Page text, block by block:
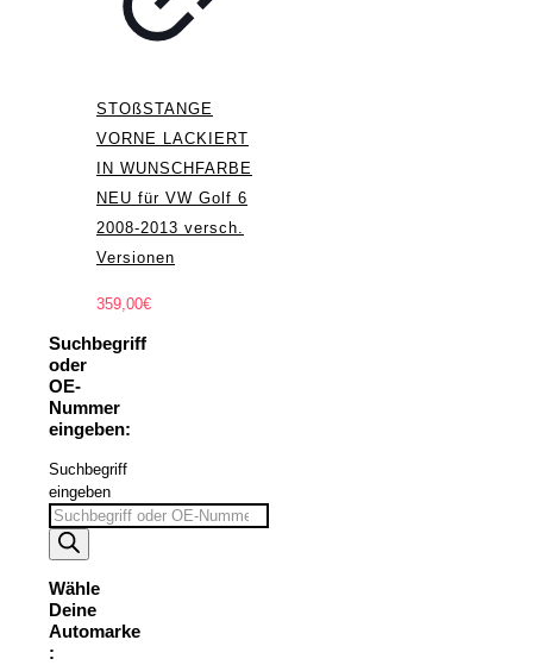
STOßSTANGE
VORNE LACKIERT
IN WUNSCHFARBE
NEU für VW Golf 6
2008-2013 versch.
Versionen
359,00€
Suchbegriff
oder
OE-
Nummer
eingeben:
Suchbegriff
eingeben
Wähle
Deine
Automarke
: